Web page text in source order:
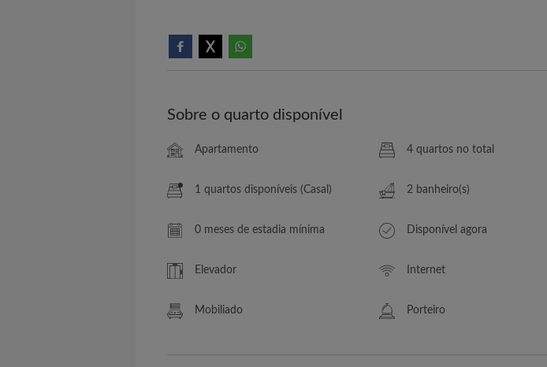
Sobre o quarto disponível
Apartamento 4 quartos no total
1 quartos disponíveis (Casal) 2 banheiro(s)
0 meses de estadia mínima Disponível agora
Elevador Internet
Mobiliado Porteiro